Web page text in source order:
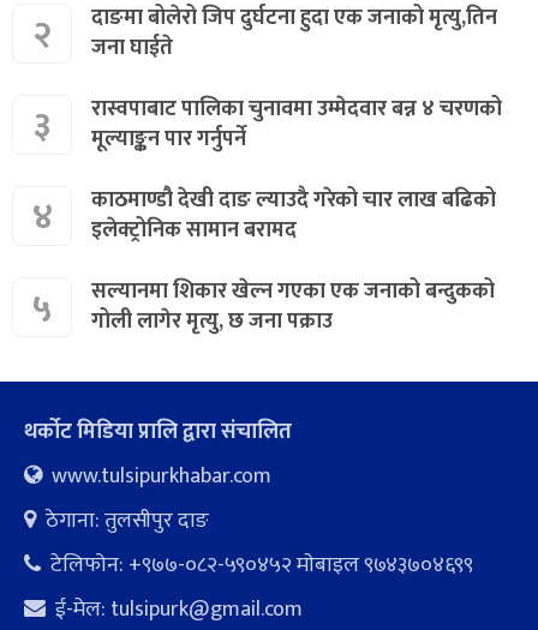
२
दाङमा बोलेरो जिप दुर्घटना हुदा एक जनाको मृत्यु,तिन
जना घाईते
३
रास्वपाबाट पालिका चुनावमा उम्मेदवार बन्न ४ चरणको
मूल्याङ्कन पार गर्नुपर्ने
४
काठमाण्डौ देखी दाङ ल्याउदै गरेको चार लाख बढिको
इलेक्ट्रोनिक सामान बरामद
५
सल्यानमा शिकार खेल्न गएका एक जनाको बन्दुकको
गोली लागेर मृत्यु, छ जना पक्राउ
थर्कोट मिडिया प्रालि द्वारा संचालित
www.tulsipurkhabar.com
ठेगाना: तुलसीपुर दाङ
टेलिफोन: +९७७-०८२-५९०४५२ माेबाइल ९७४३७०४६९९
ई-मेल: tulsipurk@gmail.com